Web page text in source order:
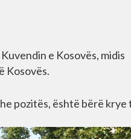
e Kosovës, midis
Kosovës.
pozitës, është bërë krye